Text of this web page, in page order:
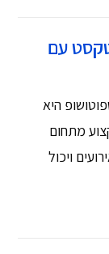
עם
היא
מתחום
ויכול